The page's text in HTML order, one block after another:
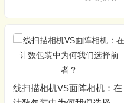
线扫描相机VS面阵相机：在